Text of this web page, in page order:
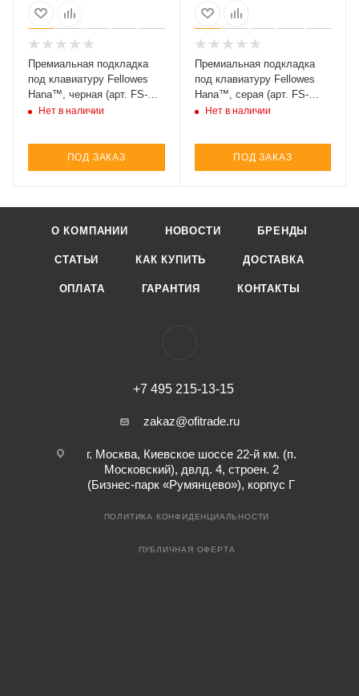
Премиальная подкладка
под клавиатуру Fellowes
Hana™, черная (арт. FS-
80556)
Нет в наличии
ПОД ЗАКАЗ
Премиальная подкладка
под клавиатуру Fellowes
Hana™, серая (арт. FS-
80650)
Нет в наличии
ПОД ЗАКАЗ
О КОМПАНИИ НОВОСТИ БРЕНДЫ
СТАТЬИ КАК КУПИТЬ ДОСТАВКА
ОПЛАТА ГАРАНТИЯ КОНТАКТЫ
+7 495 215-13-15
zakaz@ofitrade.ru
г. Москва, Киевское шоссе 22-й км. (п.
Московский), двлд. 4, строен. 2
(Бизнес-парк «Румянцево»), корпус Г
ПОЛИТИКА КОНФИДЕНЦИАЛЬНОСТИ
ПУБЛИЧНАЯ ОФЕРТА